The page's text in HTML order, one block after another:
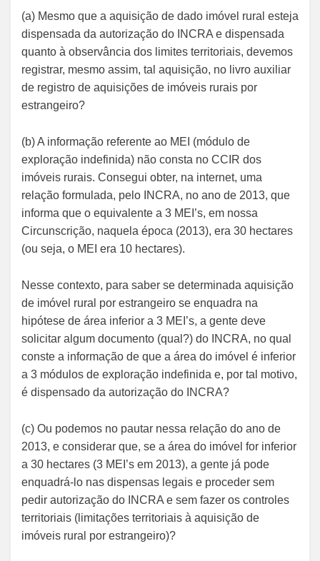
(a) Mesmo que a aquisição de dado imóvel rural esteja
dispensada da autorização do INCRA e dispensada
quanto à observância dos limites territoriais, devemos
registrar, mesmo assim, tal aquisição, no livro auxiliar
de registro de aquisições de imóveis rurais por
estrangeiro?
(b) A informação referente ao MEI (módulo de
exploração indefinida) não consta no CCIR dos
imóveis rurais. Consegui obter, na internet, uma
relação formulada, pelo INCRA, no ano de 2013, que
informa que o equivalente a 3 MEI’s, em nossa
Circunscrição, naquela época (2013), era 30 hectares
(ou seja, o MEI era 10 hectares).
Nesse contexto, para saber se determinada aquisição
de imóvel rural por estrangeiro se enquadra na
hipótese de área inferior a 3 MEI’s, a gente deve
solicitar algum documento (qual?) do INCRA, no qual
conste a informação de que a área do imóvel é inferior
a 3 módulos de exploração indefinida e, por tal motivo,
é dispensado da autorização do INCRA?
(c) Ou podemos no pautar nessa relação do ano de
2013, e considerar que, se a área do imóvel for inferior
a 30 hectares (3 MEI’s em 2013), a gente já pode
enquadrá-lo nas dispensas legais e proceder sem
pedir autorização do INCRA e sem fazer os controles
territoriais (limitações territoriais à aquisição de
imóveis rural por estrangeiro)?